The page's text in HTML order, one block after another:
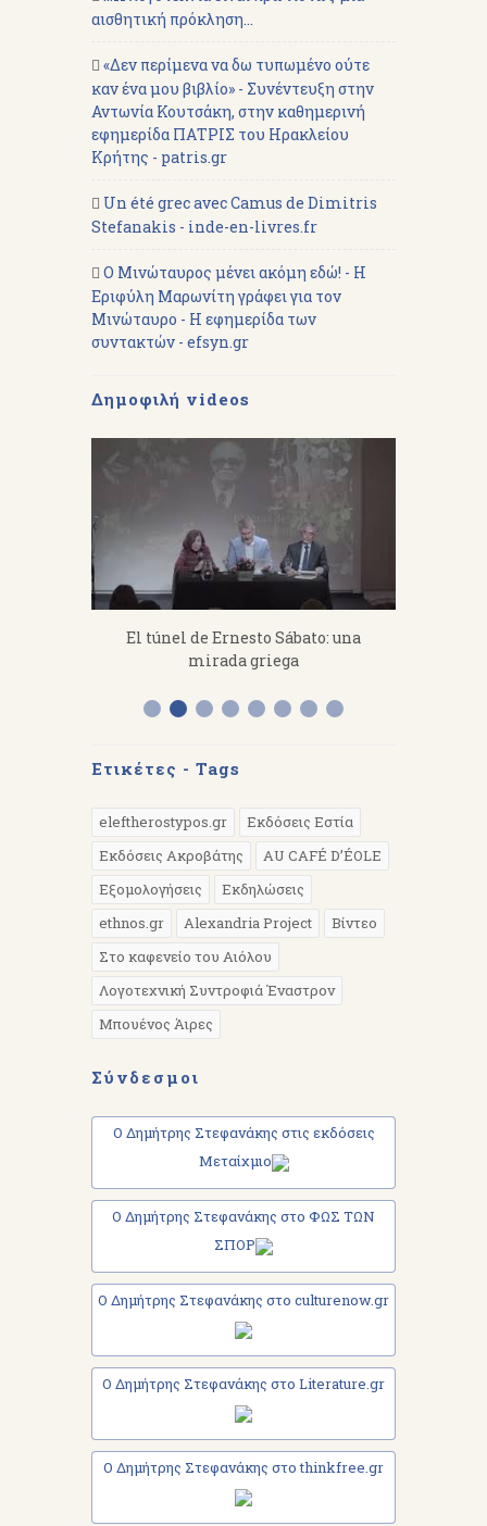
αισθητική πρόκληση...
«Δεν περίμενα να δω τυπωμένο ούτε
καν ένα μου βιβλίο» - Συνέντευξη στην
Αντωνία Κουτσάκη, στην καθημερινή
εφημερίδα ΠΑΤΡΙΣ του Ηρακλείου
Κρήτης - patris.gr
Un été grec avec Camus de Dimitris
Stefanakis - inde-en-livres.fr
Ο Μινώταυρος μένει ακόμη εδώ! - Η
Εριφύλη Μαρωνίτη γράφει για τον
Μινώταυρο - Η εφημερίδα των
συντακτών - efsyn.gr
Δημοφιλή videos
El túnel de Ernesto Sábato: una
mirada griega
Ετικέτες - Tags
eleftherostypos.gr
Εκδόσεις Εστία
Εκδόσεις Ακροβάτης
AU CAFÉ D’ÉOLE
Εξομολογήσεις
Εκδηλώσεις
ethnos.gr
Alexandria Project
Βίντεο
Στο καφενείο του Αιόλου
Λογοτεχνική Συντροφιά Έναστρον
Μπουένος Άιρες
Σύνδεσμοι
Ο Δημήτρης Στεφανάκης στις εκδόσεις
Μεταίχμιο
Ο Δημήτρης Στεφανάκης στο ΦΩΣ ΤΩΝ
ΣΠΟΡ
Ο Δημήτρης Στεφανάκης στο culturenow.gr
Ο Δημήτρης Στεφανάκης στο Literature.gr
Ο Δημήτρης Στεφανάκης στο thinkfree.gr